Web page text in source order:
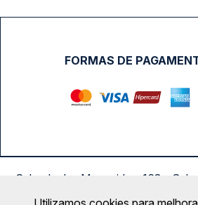
FORMAS DE
Calçada das Margaridas, 163 -